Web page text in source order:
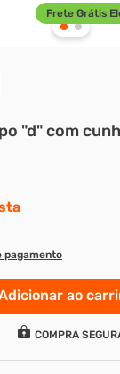
Frete Grátis
"d" com
pagamento
ao
COMPRA
5